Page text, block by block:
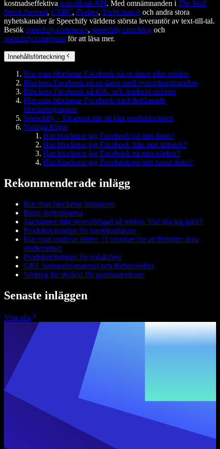
kostnadseffektiva text-till-tal-API. Med omnämnanden i The Wall
Street Journal, CNBC, Forbes, TechCrunch och andra stora
nyhetskanaler är Speechify världens största leverantör av text-till-tal.
Besök speechify.com/news, speechify.com/blog och
speechify.com/press för att läsa mer.
Innehållsförteckning
Hur man blockerar Facebook på en dator eller telefon
Blockera Facebook på en dator med systemkommandon
Blockera Facebook på iOS- och Android-enheter
Hur man blockerar Facebook med dedikerade
blockeringsappar
Speechify – Ett annat sätt att öka produktiviteten
Vanliga frågor
Hur blockerar jag Facebook på min dator?
Hur blockerar jag Facebook från mitt nätverk?
Hur blockerar jag Facebook på min telefon?
Hur blockerar jag Facebook på mitt barns dator?
Rekommenderade inlägg
Hur man blockerar Instagram
Bästa skrivapparna
Jag känner mig överväldigad på jobbet. Vad ska jag göra?
Produktivitetstips för korrekturläsare
Hur man studerar bättre: 11 tekniker för att förbättra dina
studierutiner
Produktivitetstips för redaktörer
GRE ljudstudie-material och förberedelser
Verktyg för dyslexi för gymnasieelever
Senaste inläggen
Visa alla